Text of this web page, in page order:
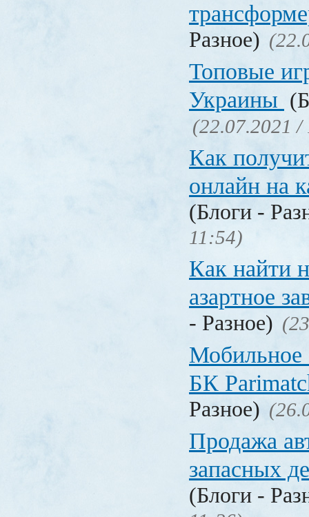
Разное)
Топовые
Украины
(22.07.2021 /
Как
онлайн на
(Блоги -
11:54)
Как найти
азартное
- Разное)
Мобильное
БК
Разное)
Продажа
запасных
(Блоги -